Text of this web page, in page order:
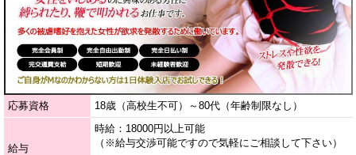
応募資格 18歳（高校生不可）～80代（年齢制限なし）
給与
時給：18000円以上可能
（※給与交渉可能ですので気軽にご相談して下さい）